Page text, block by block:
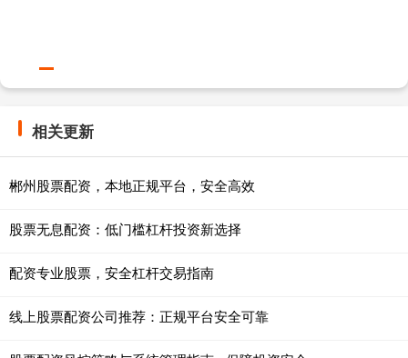
相关更新
郴州股票配资，本地正规平台，安全高效
股票无息配资：低门槛杠杆投资新选择
配资专业股票，安全杠杆交易指南
线上股票配资公司推荐：正规平台安全可靠